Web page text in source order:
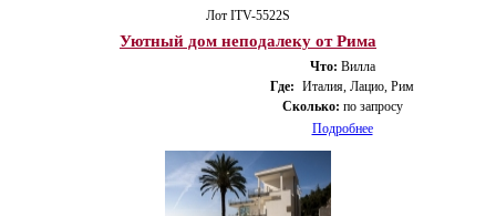
Лот ITV-5522S
Уютный дом неподалеку от Рима
Что: Вилла
Где: Италия, Лацио, Рим
Сколько: по запросу
Подробнее